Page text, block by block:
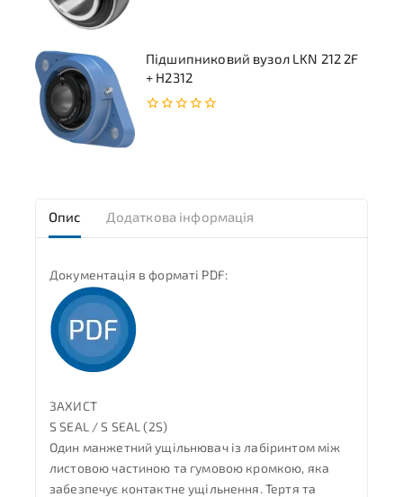
Підшипниковий вузол LKN 212 2F
+ H2312
Опис Додаткова інформація
Документація в форматі PDF:
ЗАХИСТ
S SEAL / S SEAL (2S)
Один манжетний ущільнювач із лабіринтом між
листовою частиною та гумовою кромкою, яка
забезпечує контактне ущільнення. Тертя та